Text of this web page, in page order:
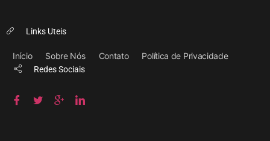
Links Uteis
Início Sobre Nós Contato Política de Privacidade
Redes Sociais